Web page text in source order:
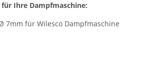
Ihre Dampfmaschine:
7mm für Wilesco Dampfmaschine